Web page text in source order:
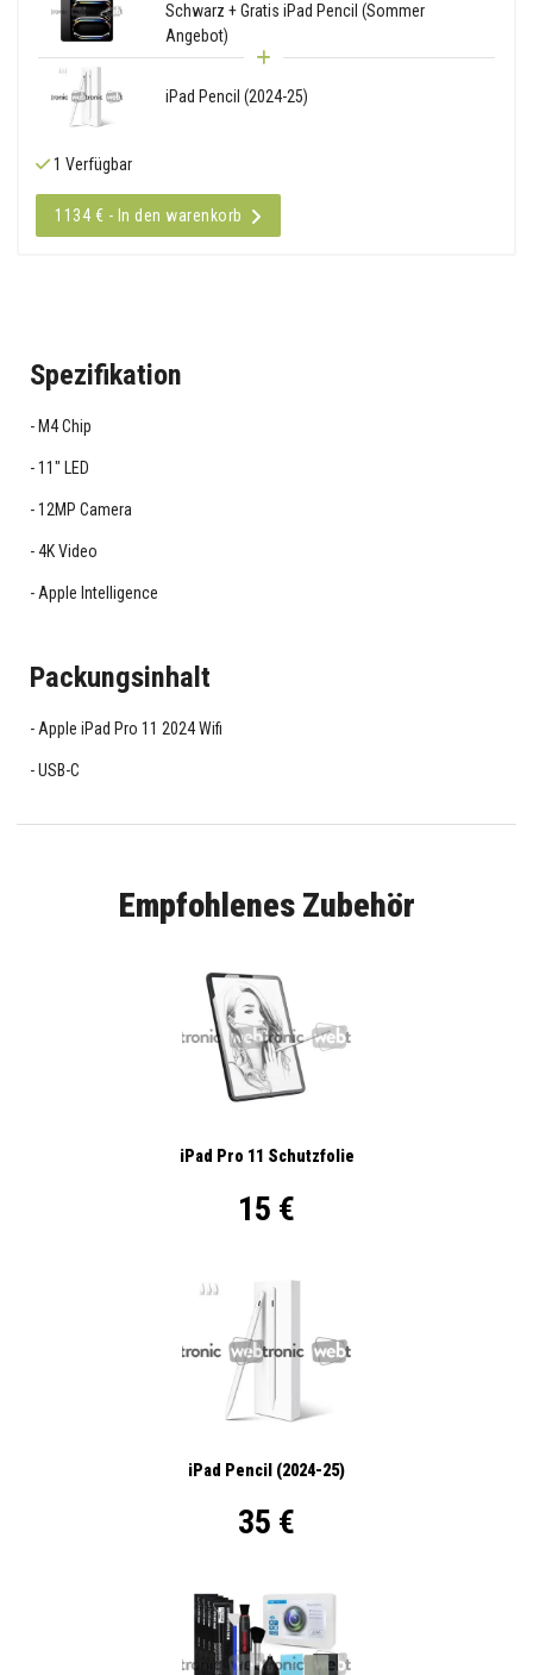
Schwarz + Gratis iPad Pencil (Sommer
Angebot)
iPad Pencil (2024-25)
1 Verfügbar
1134 € - In den warenkorb
Spezifikation
M4 Chip
11" LED
12MP Camera
4K Video
Apple Intelligence
Packungsinhalt
Apple iPad Pro 11 2024 Wifi
USB-C
Empfohlenes Zubehör
iPad Pro 11 Schutzfolie
15 €
iPad Pencil (2024-25)
35 €